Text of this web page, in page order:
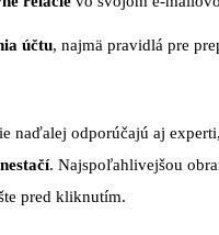
účtu, najmä pravidlá pre
naďalej odporúčajú aj
nestačí. Najspoľahlivejšou
pred kliknutím.